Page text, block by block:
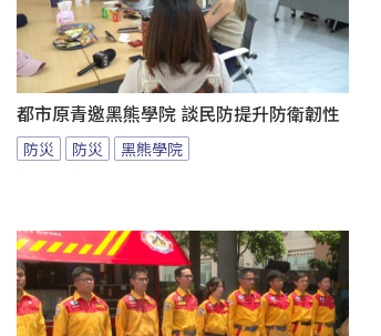
都市原青邀黑熊學院 談民防提升防衛韌性
防災 防災 黑熊學院